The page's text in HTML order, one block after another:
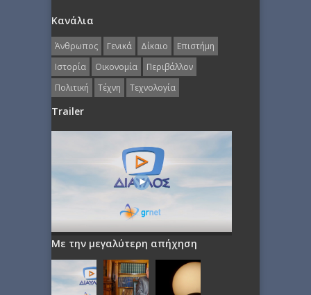
Κανάλια
Άνθρωπος Γενικά Δίκαιο
Επιστήμη
Ιστορία
Οικονομία
Περιβάλλον
Πολιτική
Τέχνη Τεχνολογία
Trailer
Με την μεγαλύτερη απήχηση